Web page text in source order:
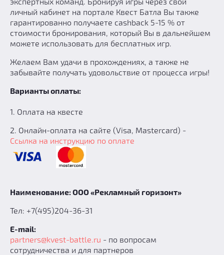
личный кабинет на портале Квест Батла Вы также
гарантированно получаете cashback 5-15 % от
стоимости бронирования, который Вы в дальнейшем
можете использовать для бесплатных игр.
Желаем Вам удачи в прохождениях, а также не
забывайте получать удовольствие от процесса игры!
Варианты оплаты:
1. Оплата на квесте
2. Онлайн-оплата на сайте (Visa, Mastercard) -
Ссылка на инструкцию по оплате
Наименование: ООО «Рекламный горизонт»
Тел: +7(495)204-36-31
E-mail:
partners@kvest-battle.ru - по вопросам
сотрудничества и для партнеров